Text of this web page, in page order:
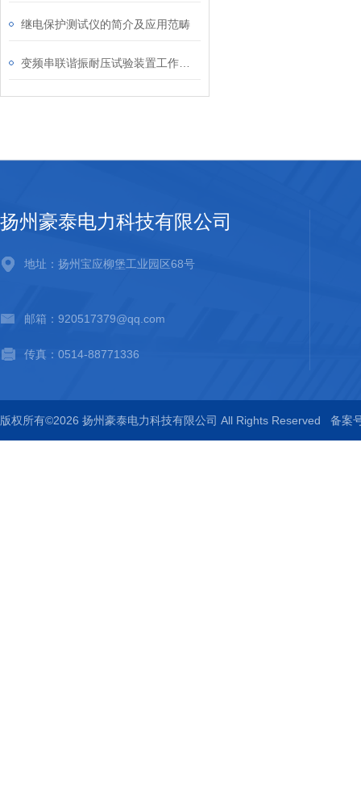
继电保护测试仪的简介及应用范畴
扬州豪泰电力科技有限公司
地址：扬州宝应柳堡工业园区68号
邮箱：920517379@qq.com
传真：0514-88771336
版权所有©2026 扬州豪泰电力科技有限公司 All Rights Reserved 备案